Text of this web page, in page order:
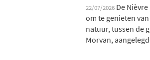
22/07/2026 De
om te genieten
natuur, tussen de
Morvan,